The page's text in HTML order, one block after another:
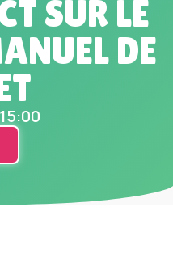
SUR LE
DE